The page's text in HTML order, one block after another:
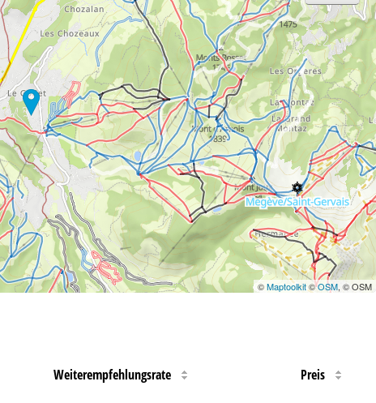
©Maptoolkit©OSM, © OSM
Weiterempfehlungsrate Preis